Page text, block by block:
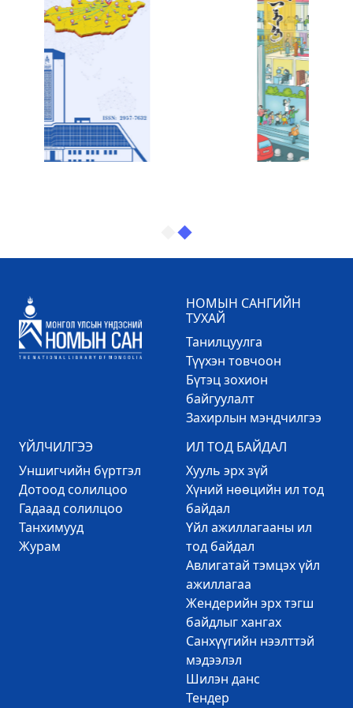
НОМЫН САНГИЙН
ТУХАЙ
Танилцуулга
Түүхэн товчоон
Бүтэц зохион
байгуулалт
Захирлын мэндчилгээ
ҮЙЛЧИЛГЭЭ
Уншигчийн бүртгэл
Дотоод солилцоо
Гадаад солилцоо
Танхимууд
Журам
ИЛ ТОД БАЙДАЛ
Хууль эрх зүй
Хүний нөөцийн ил тод
байдал
Үйл ажиллагааны ил
тод байдал
Авлигатай тэмцэх үйл
ажиллагаа
Жендерийн эрх тэгш
байдлыг хангах
Санхүүгийн нээлттэй
мэдээлэл
Шилэн данс
Тендер